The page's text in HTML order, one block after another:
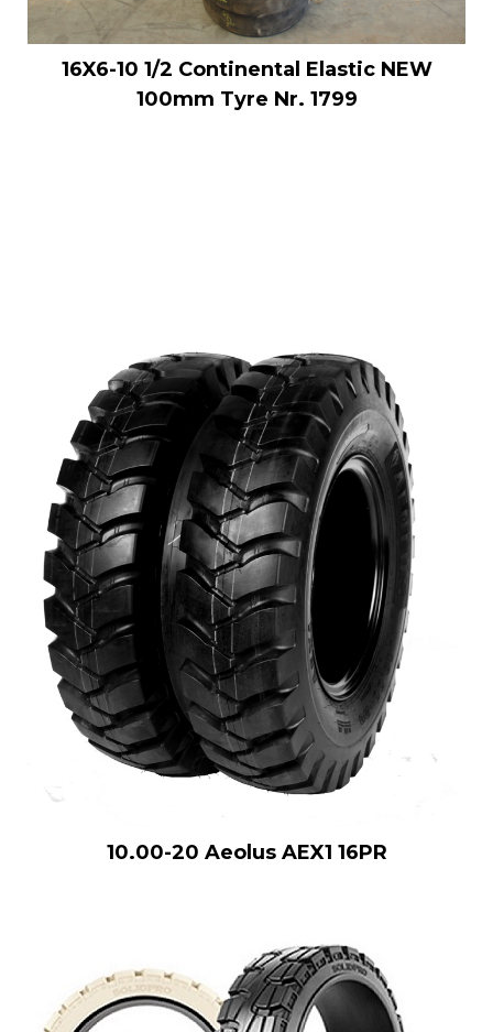
16X6-10 1/2 Continental Elastic NEW
100mm Tyre Nr. 1799
10.00-20 Aeolus AEX1 16PR